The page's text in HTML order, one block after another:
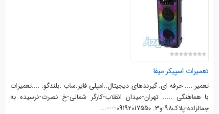
تعمیرات اسپیکر میفا
تعمیر .... حرفه ای. گیرندهای دیجیتال..امپلی فایر.ساب .بلندگو. ....‌‌تعمیرات
با هماهنگی ..... تهران-میدان انقلاب-کارگر شمالی-خ نصرت-نرسیده به
جمالزاده-پلاک98-و3. 09192017550----...